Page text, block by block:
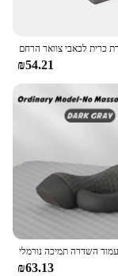
₪54.21
₪63.13